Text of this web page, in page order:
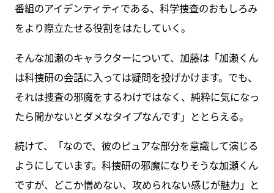
番組のアイデンティティである、科学捜査のおもしろみ
をより際立たせる役割をはたしていく。
そんな加瀬のキャラクターについて、加藤は「加瀬くん
は科捜研の会話に入っては疑問を投げかけます。でも、
それは捜査の邪魔をするわけではなく、純粋に気になっ
たら聞かないとダメなタイプなんです」ととらえる。
続けて、「なので、彼のピュアな部分を意識して演じる
ようにしています。科捜研の邪魔になりそうな加瀬くん
ですが、どこか憎めない、攻められない感じが魅力」と